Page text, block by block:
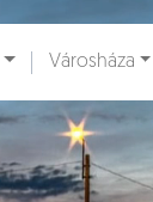
Városháza